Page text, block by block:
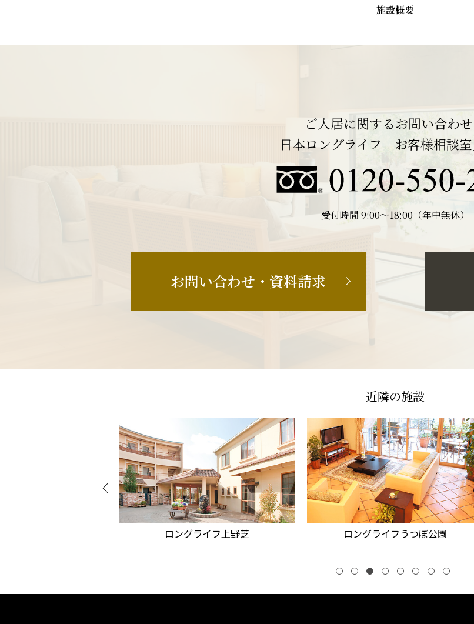
施設概要
ご入居に関するお問い合わ
日本ロングライフ「お客様相談
受付時間 9:00〜18:00（年中無休）
お問い合わせ・資料請求
近隣の施設
ロングライフ上野芝 ロングライフうつぼ公園